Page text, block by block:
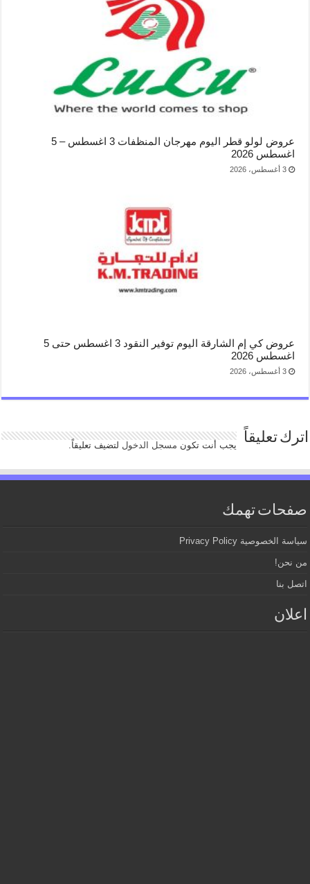
عروض لولو قطر اليوم مهرجان المنظفات 3 اغسطس – 5
اغسطس 2026
3 أغسطس، 2026
عروض كي إم الشارقة اليوم توفير النقود 3 اغسطس حتى 5
اغسطس 2026
3 أغسطس، 2026
اترك تعليقاً يجب أنت تكون مسجل الدخوللتضيف تعليقاً.
صفحات تهمك
سياسة الخصوصية Privacy Policy
من نحن!
اتصل بنا
اعلان